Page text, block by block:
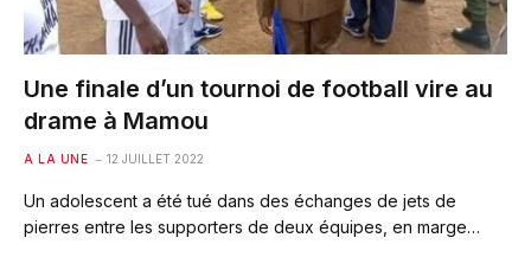
Une finale d’un tournoi de football vire au
drame à Mamou
A LA UNE 12 JUILLET 2022
Un adolescent a été tué dans des échanges de jets de
pierres entre les supporters de deux équipes, en marge…